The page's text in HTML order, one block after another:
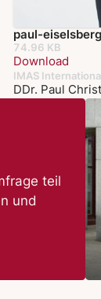
paul-
74.96 KB
Download
DDr. Paul
IMAS International
teil
und